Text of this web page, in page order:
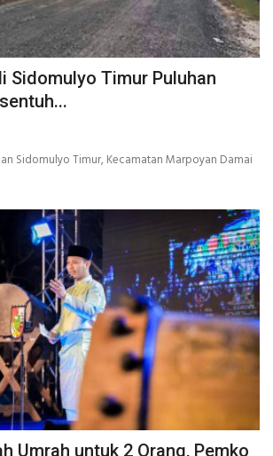
Sidomulyo Timur Puluhan
Sidomulyo Timur, Kecamatan Marpoyan Damai
Umrah untuk 2 Orang, Pemko